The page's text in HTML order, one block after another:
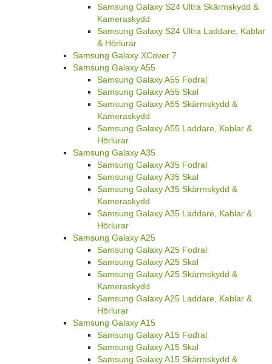
Samsung Galaxy S24 Ultra Skärmskydd &
Kameraskydd
Samsung Galaxy S24 Ultra Laddare, Kablar
& Hörlurar
Samsung Galaxy XCover 7
Samsung Galaxy A55
Samsung Galaxy A55 Fodral
Samsung Galaxy A55 Skal
Samsung Galaxy A55 Skärmskydd &
Kameraskydd
Samsung Galaxy A55 Laddare, Kablar &
Hörlurar
Samsung Galaxy A35
Samsung Galaxy A35 Fodral
Samsung Galaxy A35 Skal
Samsung Galaxy A35 Skärmskydd &
Kameraskydd
Samsung Galaxy A35 Laddare, Kablar &
Hörlurar
Samsung Galaxy A25
Samsung Galaxy A25 Fodral
Samsung Galaxy A25 Skal
Samsung Galaxy A25 Skärmskydd &
Kameraskydd
Samsung Galaxy A25 Laddare, Kablar &
Hörlurar
Samsung Galaxy A15
Samsung Galaxy A15 Fodral
Samsung Galaxy A15 Skal
Samsung Galaxy A15 Skärmskydd &